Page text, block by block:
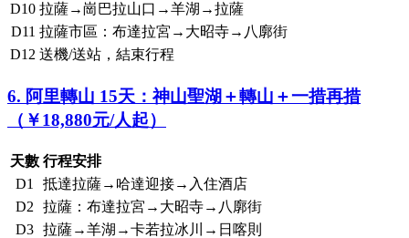
D10 拉薩→崗巴拉山口→羊湖→拉薩
D11 拉薩市區：布達拉宮→大昭寺→八廓街
D12 送機/送站，結束行程
6. 阿里轉山 15天：神山聖湖＋轉山＋一措再措
（￥18,880元/人起）
天數 行程安排
D1
抵達拉薩→哈達迎接→入住酒店
D2
拉薩：布達拉宮→大昭寺→八廓街
D3 拉薩→羊湖→卡若拉冰川→日喀則